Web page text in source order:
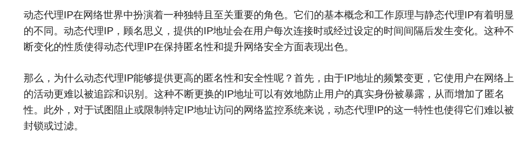
动态代理IP在网络世界中扮演着一种独特且至关重要的角色。它们的基本概念和工作原理与静态代理IP有着明显
的不同。动态代理IP，顾名思义，提供的IP地址会在用户每次连接时或经过设定的时间间隔后发生变化。这种不
断变化的性质使得动态代理IP在保持匿名性和提升网络安全方面表现出色。
那么，为什么动态代理IP能够提供更高的匿名性和安全性呢？首先，由于IP地址的频繁变更，它使用户在网络上
的活动更难以被追踪和识别。这种不断更换的IP地址可以有效地防止用户的真实身份被暴露，从而增加了匿名
性。此外，对于试图阻止或限制特定IP地址访问的网络监控系统来说，动态代理IP的这一特性也使得它们难以被
封锁或过滤。